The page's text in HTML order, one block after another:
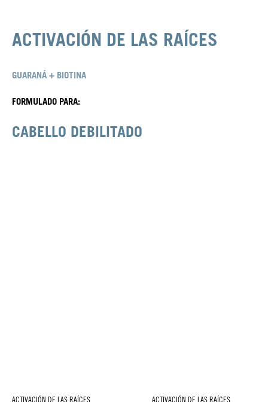
ACTIVACIÓN DE LAS RAÍCES
GUARANÁ + BIOTINA
FORMULADO PARA:
CABELLO DEBILITADO
ACTIVACIÓN DE LAS RAÍCES ACTIVACIÓN DE LAS RAÍCES